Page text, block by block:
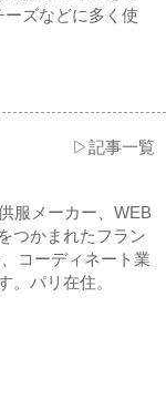
ズなどに多く使
▷記事一覧
服メーカー、WEB
つかまれたフラン
コーディネート業
。パリ在住。